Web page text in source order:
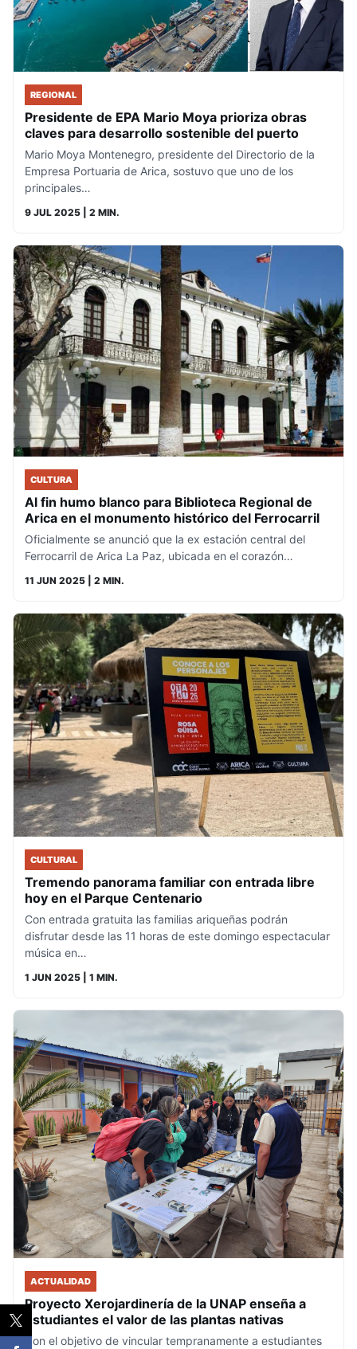
REGIONAL
Presidente de EPA Mario Moya prioriza obras
claves para desarrollo sostenible del puerto
Mario Moya Montenegro, presidente del Directorio de la
Empresa Portuaria de Arica, sostuvo que uno de los
principales…
9 JUL 2025 | 2 MIN.
CULTURA
Al fin humo blanco para Biblioteca Regional de
Arica en el monumento histórico del Ferrocarril
Oficialmente se anunció que la ex estación central del
Ferrocarril de Arica La Paz, ubicada en el corazón…
11 JUN 2025 | 2 MIN.
CULTURAL
Tremendo panorama familiar con entrada libre
hoy en el Parque Centenario
Con entrada gratuita las familias ariqueñas podrán
disfrutar desde las 11 horas de este domingo espectacular
música en…
1 JUN 2025 | 1 MIN.
ACTUALIDAD
Proyecto Xerojardinería de la UNAP enseña a
estudiantes el valor de las plantas nativas
Con el objetivo de vincular tempranamente a estudiantes